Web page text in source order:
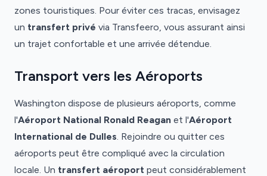
zones touristiques. Pour éviter ces tracas, envisagez
un transfert privé via Transfeero, vous assurant ainsi
un trajet confortable et une arrivée détendue.
Transport vers les Aéroports
Washington dispose de plusieurs aéroports, comme
l'Aéroport National Ronald Reagan et l'Aéroport
International de Dulles. Rejoindre ou quitter ces
aéroports peut être compliqué avec la circulation
locale. Un transfert aéroport peut considérablement